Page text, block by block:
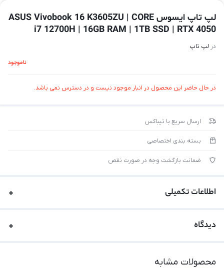
لپ تاپ ایسوس ASUS Vivobook 16 K3605ZU | CORE
i7 12700H | 16GB RAM | 1TB SSD | RTX 4050
در لپ تاپ
ناموجود
در حال حاضر این محصول در انبار موجود نیست و در دسترس نمی باشد.
ارسال سریع با تیباکس
بسته بندی اختصاصی
ضمانت بازگشت وجه در صورت نقص
اطلاعات تکمیلی
دیدگاه
محصولات مشابه